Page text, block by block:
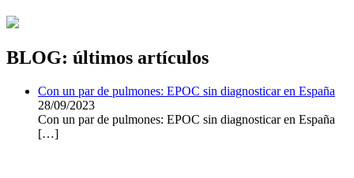
BLOG: últimos artículos
Con un par de pulmones: EPOC sin diagnosticar en España
28/09/2023
Con un par de pulmones: EPOC sin diagnosticar en España
[…]